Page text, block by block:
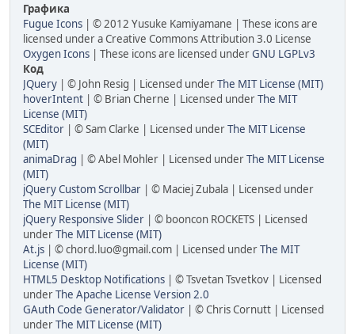
Графика
Fugue Icons | © 2012 Yusuke Kamiyamane | These icons are
licensed under a Creative Commons Attribution 3.0 License
Oxygen Icons | These icons are licensed underGNU LGPLv3
Код
JQuery | © John Resig | Licensed underThe MIT License (MIT)
hoverIntent | © Brian Cherne | Licensed underThe MIT
License (MIT)
SCEditor | © Sam Clarke | Licensed underThe MIT License
(MIT)
animaDrag | © Abel Mohler | Licensed underThe MIT License
(MIT)
jQuery Custom Scrollbar | © Maciej Zubala | Licensed under
The MIT License (MIT)
jQuery Responsive Slider | © booncon ROCKETS | Licensed
underThe MIT License (MIT)
At.js | © chord.luo@gmail.com | Licensed underThe MIT
License (MIT)
HTML5 Desktop Notifications | © Tsvetan Tsvetkov | Licensed
underThe Apache License Version 2.0
GAuth Code Generator/Validator | © Chris Cornutt | Licensed
underThe MIT License (MIT)